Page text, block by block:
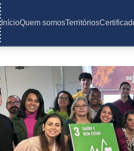
InícioQuem somosTerritórios